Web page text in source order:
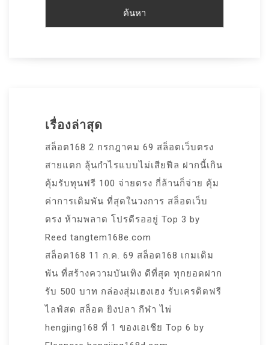
เรื่องล่าสุด
สล็อต168 2 กรกฎาคม 69 สล็อตเว็บตรง
สายแตก ลุ้นกำไรแบบไม่เสียฟีล ฝากนี้เกิน
คุ้มรับทุนฟรี 100 จ่ายตรง กี่ล้านก็จ่าย คุ้ม
ค่าการเดิมพัน ที่สุดในวงการ สล็อตเว็บ
ตรง ห้ามพลาด โปรดีรออยู่ Top 3 by
Reed tangtem168e.com
สล็อต168 11 ก.ค. 69 สล็อต168 เกมเดิม
พัน ที่สร้างความบันเทิง ดีที่สุด ทุกยอดฝาก
รับ 500 บาท กล่องสุ่มเฮงเฮง รับเครดิตฟรี
ไลฟ์สด สล็อต ยิงปลา กีฬา ไพ่
hengjing168 ที่ 1 ของเอเชีย Top 6 by